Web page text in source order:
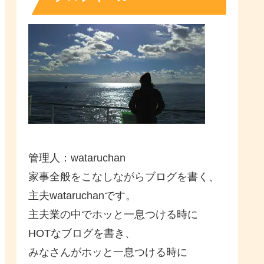
管理人：wataruchan
家事全般をこなしながらブログを書く、
主夫wataruchanです。
主夫業の中でホッと一息つける時に
HOTなブログを書き、
みなさんがホッと一息つける時に